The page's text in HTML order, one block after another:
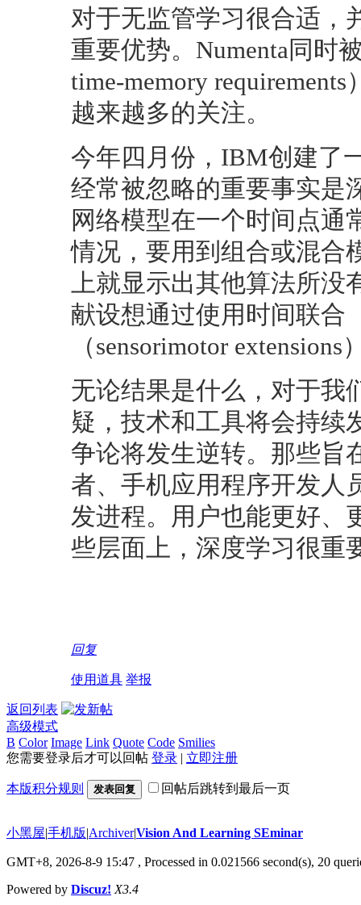
对于无监管学习很合适，
重要优势。Numenta同时
time-memory
越来越多的关注。
今年四月份，IBM创建了
经常被忽略的重要事实是
网络模型在一个时间点通
情况，要用到组合或混合
上就显示出其他算法所没
献设想通过使用时间联合
（sensorimotor
无论结果是什么，对于我
疑，技术和工具将会持续
争论将发生逆转。那些旨
者、手机应用程序开发人
发进程。用户也能更好、
些层面上，深度学习很重
回复
使用道具 举报
返回列表
高级模式
B Color Image Link Quote Code Smilies
您需要登录后才可以回帖 登录 | 立即注册
本版积分规则 发表回复 回帖后跳转到最后一页
小黑屋|手机版|Archiver|Vision And Learning SEminar
GMT+8, 2026-8-9 15:47 , Processed in 0.021566 second(s), 20
Powered by Discuz! X3.4